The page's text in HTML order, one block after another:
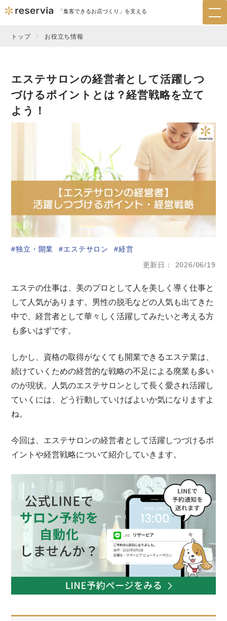
「集客できるお店づくり」を支える
トップ お役立ち情報
エステサロンの経営者として活躍しつ
づけるポイントとは？経営戦略を立て
よう！
独立・開業 エステサロン
経営
更新日
2026/06/19
エステの仕事は、美のプロとして人を美しく導く仕事と
して人気があります。男性の脱毛などの人気も出てきた
中で、経営者として華々しく活躍してみたいと考える方
も多いはずです。
しかし、資格の取得がなくても開業できるエステ業は、
続けていくための経営的な戦略の不足による廃業も多い
のが現状。人気のエステサロンとして長く愛され活躍し
ていくには、どう行動していけばよいか気になりますよ
ね。
今回は、エステサロンの経営者として活躍しつづけるポ
イントや経営戦略について紹介していきます。